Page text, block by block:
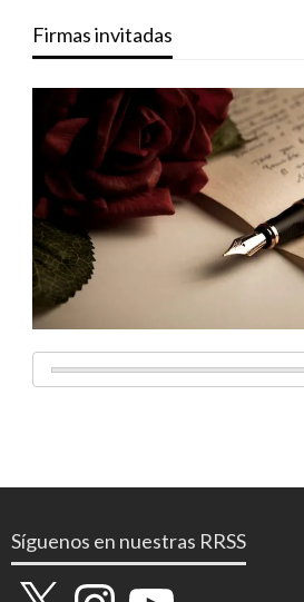
Firmas invitadas
Síguenos en nuestras RRSS
X InstagramYouTube